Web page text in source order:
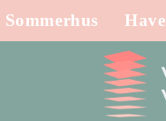
Sommerhus Have